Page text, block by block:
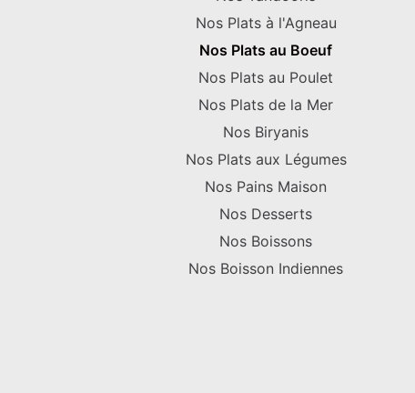
Nos Plats à l'Agneau
Nos Plats au Boeuf
Nos Plats au Poulet
Nos Plats de la Mer
Nos Biryanis
Nos Plats aux Légumes
Nos Pains Maison
Nos Desserts
Nos Boissons
Nos Boisson Indiennes